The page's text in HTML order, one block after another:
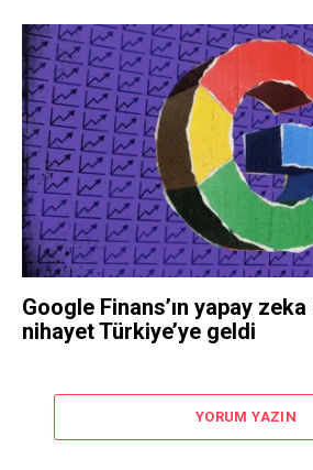
Google Finans’ın yapay
nihayet Türkiye’ye geldi
YORUM YAZIN